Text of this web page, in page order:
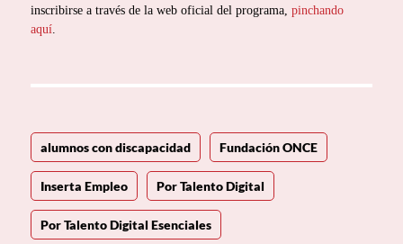
inscribirse a través de la web oficial del programa,pinchando
aquí.
alumnos con discapacidad Fundación ONCE
Inserta Empleo Por Talento Digital
Por Talento Digital Esenciales